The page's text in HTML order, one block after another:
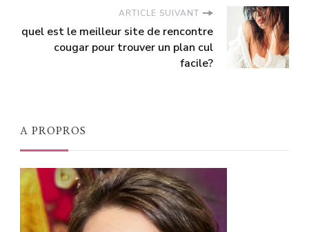
ARTICLE SUIVANT
quel est le meilleur site de rencontre
cougar pour trouver un plan cul
facile?
A PROPROS